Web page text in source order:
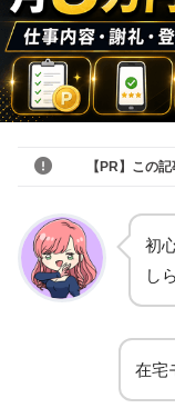
【PR】この
初
し
在宅